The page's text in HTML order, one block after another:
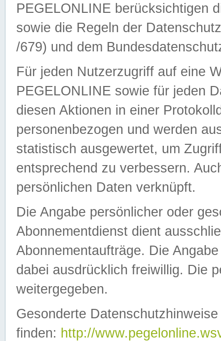
PEGELONLINE berücksichtigen
sowie die Regeln der
/679) und dem
Für jeden Nutzerzugriff auf eine
PEGELONLINE sowie für jeden
diesen Aktionen in einer
personenbezogen und werden
statistisch ausgewertet, um
entsprechend zu verbessern.
persönlichen Daten verknüpft.
Die Angabe persönlicher oder
Abonnementdienst dient
Abonnementaufträge. Die
dabei ausdrücklich freiwillig. Die
weitergegeben.
Gesonderte
finden: http://